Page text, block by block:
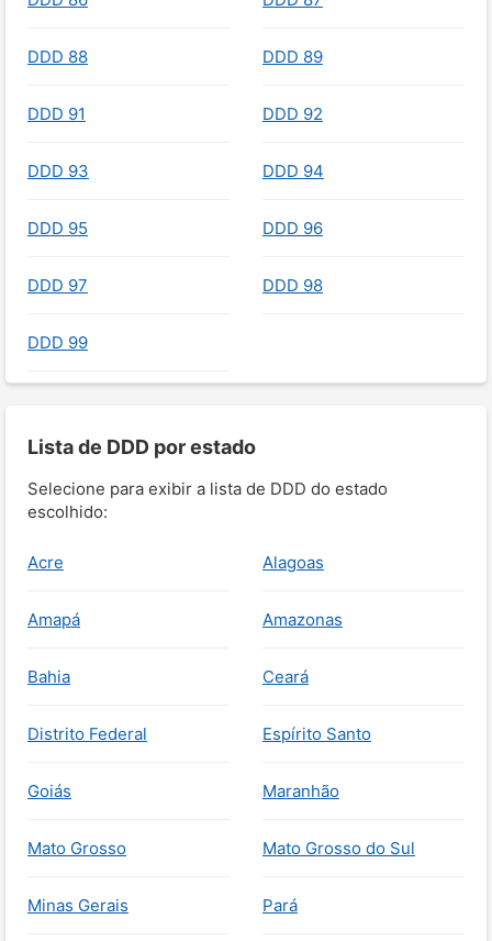
DDD 88 DDD 89
DDD 91 DDD 92
DDD 93 DDD 94
DDD 95 DDD 96
DDD 97 DDD 98
DDD 99
Lista de DDD por estado
Selecione para exibir a lista de DDD do estado
escolhido:
Acre Alagoas
Amapá Amazonas
Bahia Ceará
Distrito Federal Espírito Santo
Goiás Maranhão
Mato Grosso Mato Grosso do Sul
Minas Gerais Pará